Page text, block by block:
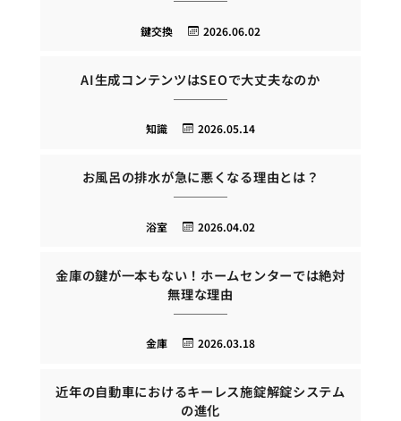
2026.06.02
鍵交換
AI生成コンテンツはSEOで大丈夫なのか
2026.05.14
知識
お風呂の排水が急に悪くなる理由とは？
2026.04.02
浴室
金庫の鍵が一本もない！ホームセンターでは絶対
無理な理由
2026.03.18
金庫
近年の自動車におけるキーレス施錠解錠システム
の進化